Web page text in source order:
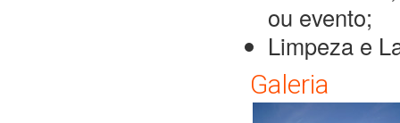
ou evento;
Limpeza e
Galeria